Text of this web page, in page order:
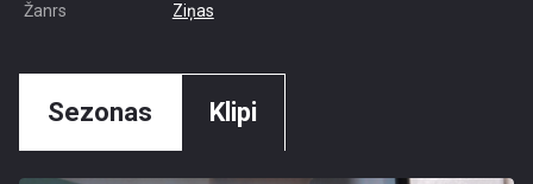
Žanrs Ziņas
Sezonas Klipi